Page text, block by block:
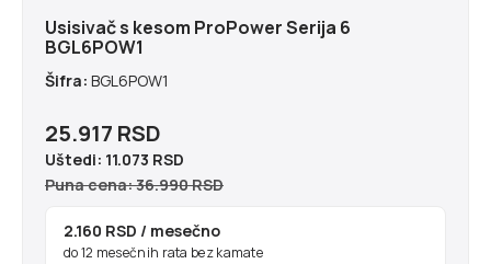
Usisivač s kesom ProPower Serija 6
BGL6POW1
Šifra: BGL6POW1
25.917 RSD
Uštedi: 11.073 RSD
Puna cena: 36.990 RSD
2.160 RSD / mesečno
do 12 mesečnih rata bez kamate